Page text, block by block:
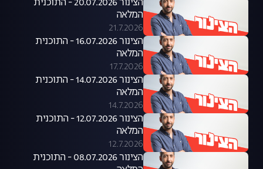
הצינור 20.07.2026 - התוכנית
המלאה
21.7.2026
הצינור 16.07.2026 - התוכנית
המלאה
17.7.2026
הצינור 14.07.2026 - התוכנית
המלאה
14.7.2026
הצינור 12.07.2026 - התוכנית
המלאה
12.7.2026
הצינור 08.07.2026 - התוכנית